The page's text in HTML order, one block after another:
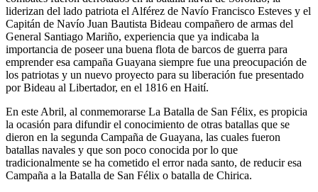
liderizan del lado patriota el Alférez de Navío Francisco Esteves y el
Capitán de Navío Juan Bautista Bideau compañero de armas del
General Santiago Mariño, experiencia que ya indicaba la
importancia de poseer una buena flota de barcos de guerra para
emprender esa campaña Guayana siempre fue una preocupación de
los patriotas y un nuevo proyecto para su liberación fue presentado
por Bideau al Libertador, en el 1816 en Haití.
En este Abril, al conmemorarse La Batalla de San Félix, es propicia
la ocasión para difundir el conocimiento de otras batallas que se
dieron en la segunda Campaña de Guayana, las cuales fueron
batallas navales y que son poco conocida por lo que
tradicionalmente se ha cometido el error nada santo, de reducir esa
Campaña a la Batalla de San Félix o batalla de Chirica.